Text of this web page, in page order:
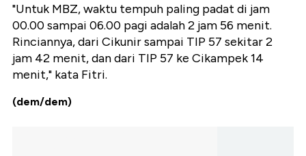
"Untuk MBZ, waktu tempuh paling padat di jam
00.00 sampai 06.00 pagi adalah 2 jam 56 menit.
Rinciannya, dari Cikunir sampai TIP 57 sekitar 2
jam 42 menit, dan dari TIP 57 ke Cikampek 14
menit," kata Fitri.
(dem/dem)